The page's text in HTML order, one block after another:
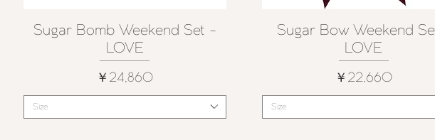
クイックビュー
Sugar Bomb Weekend Set -
LOVE
価格
￥24,860
Size
クイックビュー
Sugar Bow Weekend
LOVE
価格
￥22,660
Size